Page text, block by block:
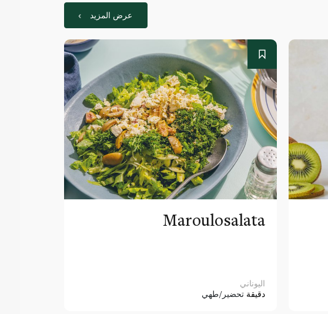
عرض المزيد
Maroulosalata
اليوناني
دقيقة تحضير/طهي